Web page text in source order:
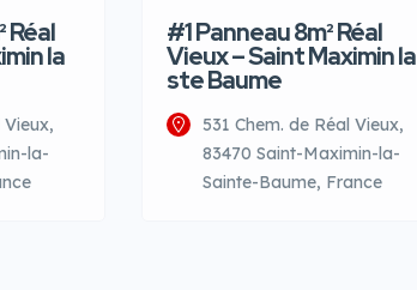
Réal
la
Vieux,
la-
#1 Panneau 8m² Réal
Vieux – Saint Maximin la
ste Baume
531 Chem. de Réal Vieux,
83470 Saint-Maximin-la-
Sainte-Baume, France